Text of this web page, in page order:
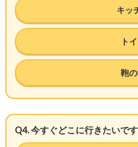
キッ
ト
鞄
Q4. 今すぐどこに行きたいで